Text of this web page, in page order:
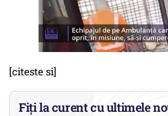
[citeste si]
Fiți la curent cu ultimele